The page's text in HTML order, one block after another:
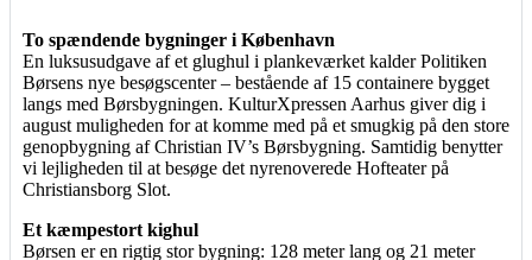
To spændende bygninger i København
En luksusudgave af et glughul i plankeværket kalder Politiken
Børsens nye besøgscenter – bestående af 15 containere bygget
langs med Børsbygningen. KulturXpressen Aarhus giver dig i
august muligheden for at komme med på et smugkig på den store
genopbygning af Christian IV’s Børsbygning. Samtidig benytter
vi lejligheden til at besøge det nyrenoverede Hofteater på
Christiansborg Slot.
Et kæmpestort kighul
Børsen er en rigtig stor bygning: 128 meter lang og 21 meter